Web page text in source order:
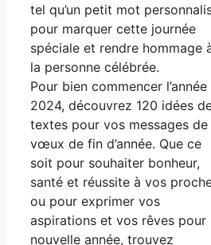
tel qu’un petit mot
pour marquer cette journée
spéciale et rendre hommage
la personne célébrée.
Pour bien commencer l’année
2024, découvrez 120 idées
textes pour vos messages de
vœux de fin d’année. Que ce
soit pour souhaiter bonheur,
santé et réussite à vos
ou pour exprimer vos
aspirations et vos rêves pour
nouvelle année, trouvez